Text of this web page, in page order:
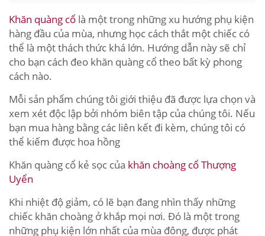
Khăn quàng cổ là một trong những xu hướng phụ kiện
hàng đầu của mùa, nhưng học cách thắt một chiếc có
thể là một thách thức khá lớn. Hướng dẫn này sẽ chỉ
cho bạn cách đeo khăn quàng cổ theo bất kỳ phong
cách nào.
Mỗi sản phẩm chúng tôi giới thiệu đã được lựa chọn và
xem xét độc lập bởi nhóm biên tập của chúng tôi. Nếu
bạn mua hàng bằng các liên kết đi kèm, chúng tôi có
thể kiếm được hoa hồng
Khăn quàng cổ kẻ sọc của khăn choàng cổ Thượng
Uyển
Khi nhiệt độ giảm, có lẽ bạn đang nhìn thấy những
chiếc khăn choàng ở khắp mọi nơi. Đó là một trong
những phụ kiện lớn nhất của mùa đông, được phát